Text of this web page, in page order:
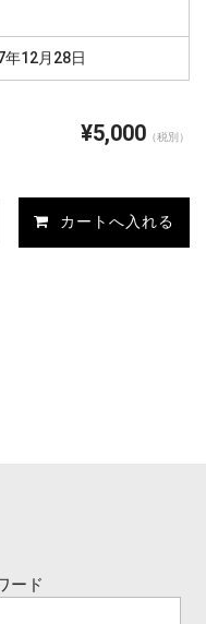
年12月28日
¥5,000 （税別）
ード